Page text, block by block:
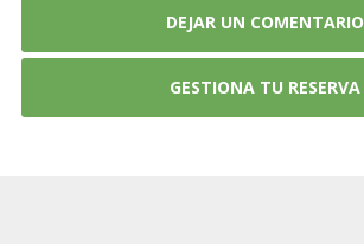
DEJAR UN COMENTARIO
GESTIONA TU RESERVA